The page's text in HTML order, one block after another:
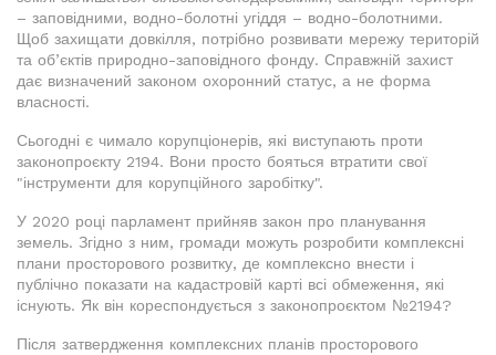
– заповідними, водно-болотні угіддя – водно-болотними.
Щоб захищати довкілля, потрібно розвивати мережу територій
та об’єктів природно-заповідного фонду. Справжній захист
дає визначений законом охоронний статус, а не форма
власності.
Сьогодні є чимало корупціонерів, які виступають проти
законопроєкту 2194. Вони просто бояться втратити свої
"інструменти для корупційного заробітку".
У 2020 році парламент прийняв закон про планування
земель. Згідно з ним, громади можуть розробити комплексні
плани просторового розвитку, де комплексно внести і
публічно показати на кадастровій карті всі обмеження, які
існують. Як він кореспондується з законопроєктом №2194?
Після затвердження комплексних планів просторового